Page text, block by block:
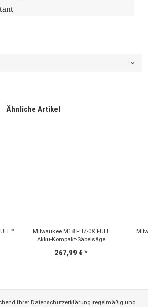
Ähnliche Artikel
Milwaukee M18 FHZ-0X FUEL
Akku-Kompakt-Säbelsäge
267,99 € *
Ihrer Datenschutzerklärung regelmäßig und